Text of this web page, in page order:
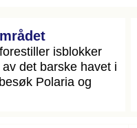
isblokker
det barske havet i
Polaria og